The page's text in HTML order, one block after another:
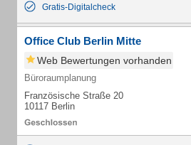
Gratis-Digitalcheck
Office Club Berlin Mitte
Web Bewertungen vorhanden
Büroraumplanung
Französische Straße 20
10117 Berlin